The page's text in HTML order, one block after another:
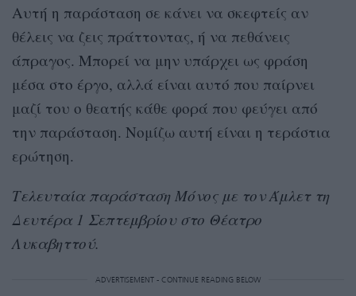
Αυτή η παράσταση σε κάνει να σκεφτείς αν
θέλεις να ζεις πράττοντας, ή να πεθάνεις
άπραγος. Μπορεί να μην υπάρχει ως φράση
μέσα στο έργο, αλλά είναι αυτό που παίρνει
μαζί του ο θεατής κάθε φορά που φεύγει από
την παράσταση. Νομίζω αυτή είναι η τεράστια
ερώτηση.
Τελευταία παράσταση Μόνος με τον Άμλετ τη
Δευτέρα 1 Σεπτεμβρίου στο Θέατρο
Λυκαβηττού.
ADVERTISEMENT - CONTINUE READING BELOW